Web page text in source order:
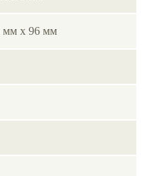
мм х 96 мм